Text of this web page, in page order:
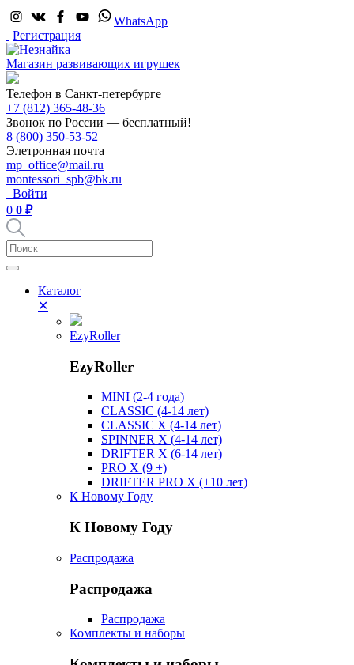
WhatsApp
Регистрация
Магазин развивающих игрушек
Телефон в Санкт-петербурге
+7 (812) 365-48-36
Звонок по России — бесплатный!
8 (800) 350-53-52
Элетронная почта
mp_office@mail.ru
montessori_spb@bk.ru
Войти
0 0 ₽
Каталог
✕
EzyRoller
EzyRoller
MINI (2-4 года)
CLASSIC (4-14 лет)
CLASSIC X (4-14 лет)
SPINNER X (4-14 лет)
DRIFTER X (6-14 лет)
PRO X (9 +)
DRIFTER PRO X (+10 лет)
К Новому Году
К Новому Году
Распродажа
Распродажа
Распродажа
Комплекты и наборы